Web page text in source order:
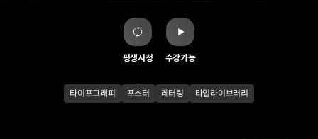
평생시청 수강가능
타이포그래피 포스터 레터링 타입라이브러리